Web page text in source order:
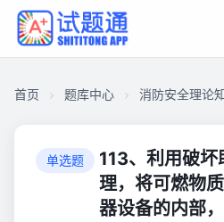
首页 题库中心 消防安全理论
单选题
113、利用破
理，将可燃物
器设备的内部